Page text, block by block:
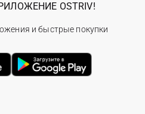
OSTRIV!
и быстрые покупки